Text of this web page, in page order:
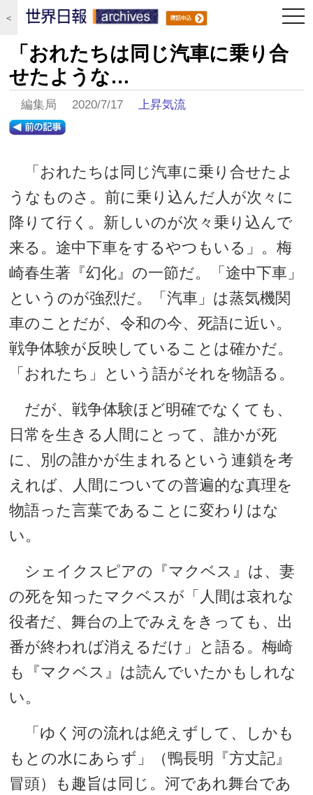
＜
「おれたちは同じ汽車に乗り合
せたような…
編集局 2020/7/17上昇気流
「おれたちは同じ汽車に乗り合せたよ
うなものさ。前に乗り込んだ人が次々に
降りて行く。新しいのが次々乗り込んで
来る。途中下車をするやつもいる」。梅
崎春生著『幻化』の一節だ。「途中下車」
というのが強烈だ。「汽車」は蒸気機関
車のことだが、令和の今、死語に近い。
戦争体験が反映していることは確かだ。
「おれたち」という語がそれを物語る。
だが、戦争体験ほど明確でなくても、
日常を生きる人間にとって、誰かが死
に、別の誰かが生まれるという連鎖を考
えれば、人間についての普遍的な真理を
物語った言葉であることに変わりはな
い。
シェイクスピアの『マクベス』は、妻
の死を知ったマクベスが「人間は哀れな
役者だ、舞台の上でみえをきっても、出
番が終われば消えるだけ」と語る。梅崎
も『マクベス』は読んでいたかもしれな
い。
「ゆく河の流れは絶えずして、しかも
もとの水にあらず」（鴨長明『方丈記』
冒頭）も趣旨は同じ。河であれ舞台であ